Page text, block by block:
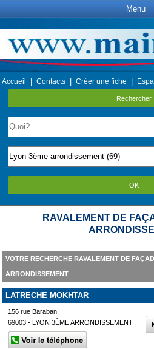
Menu
Accueil Contacts Créer une fiche
Rechercher
OK
RAVALEMENT DE
VOTRE RECHERCHE RAVALEMENT DE
ARRONDISSEMENT
LATRECHE MOKHTAR
156 rue Baraban
69003 - LYON 3ÈME ARRONDISSEMENT